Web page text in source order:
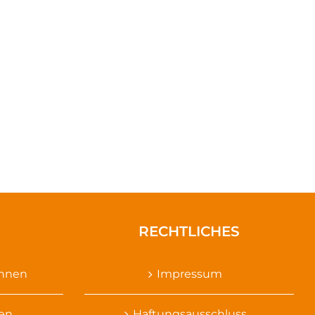
RECHTLICHES
Impressum